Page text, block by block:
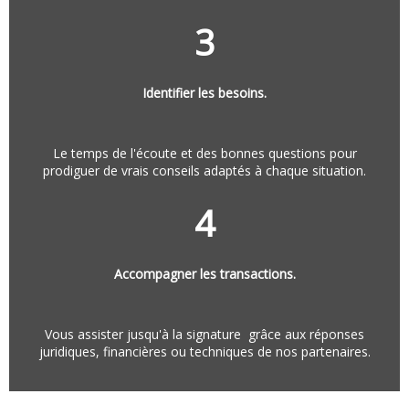
3
Identifier les besoins.
Le temps de l'écoute et des bonnes questions pour
prodiguer de vrais conseils adaptés à chaque situation.
4
Accompagner les transactions.
Vous assister jusqu'à la signature grâce aux réponses
juridiques, financières ou techniques de nos partenaires.